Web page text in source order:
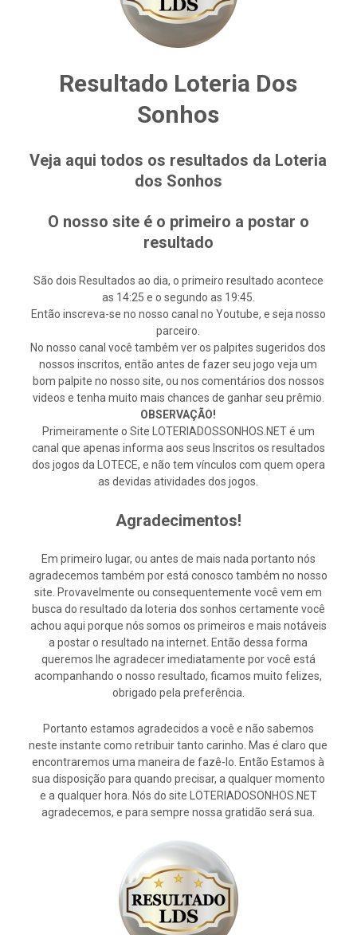
Resultado Loteria Dos
Sonhos
Veja aqui todos os resultados da Loteria
dos Sonhos
O nosso site é o primeiro a postar o
resultado
São dois Resultados ao dia, o primeiro resultado acontece
as 14:25 e o segundo as 19:45.
Então inscreva-se no nosso canal no Youtube, e seja nosso
parceiro.
No nosso canal você também ver os palpites sugeridos dos
nossos inscritos, então antes de fazer seu jogo veja um
bom palpite no nosso site, ou nos comentários dos nossos
videos e tenha muito mais chances de ganhar seu prêmio.
OBSERVAÇÃO!
Primeiramente o Site LOTERIADOSSONHOS.NET é um
canal que apenas informa aos seus Inscritos os resultados
dos jogos da LOTECE, e não tem vínculos com quem opera
as devidas atividades dos jogos.
Agradecimentos!
Em primeiro lugar, ou antes de mais nada portanto nós
agradecemos também por está conosco também no nosso
site. Provavelmente ou consequentemente você vem em
busca do resultado da loteria dos sonhos certamente você
achou aqui porque nós somos os primeiros e mais notáveis
a postar o resultado na internet. Então dessa forma
queremos lhe agradecer imediatamente por você está
acompanhando o nosso resultado, ficamos muito felizes,
obrigado pela preferência.
Portanto estamos agradecidos a você e não sabemos
neste instante como retribuir tanto carinho. Mas é claro que
encontraremos uma maneira de fazê-lo. Então Estamos à
sua disposição para quando precisar, a qualquer momento
e a qualquer hora. Nós do site LOTERIADOSONHOS.NET
agradecemos, e para sempre nossa gratidão será sua.